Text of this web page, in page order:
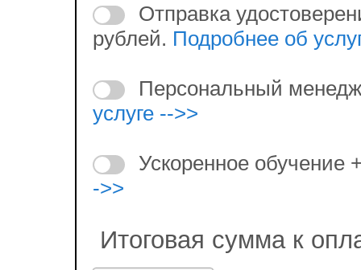
Отправка
рублей. Подробнее об
Персональный
услуге -->>
Ускоренное обучение
->>
Итоговая сумма к